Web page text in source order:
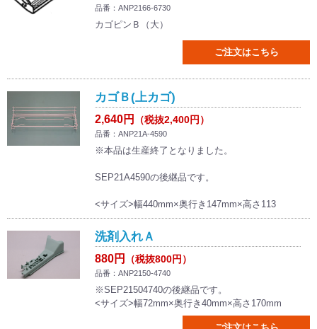
品番：ANP2166-6730
カゴピンＢ（大）
ご注文はこちら
カゴＢ(上カゴ)
2,640円 （税抜2,400円）
品番：ANP21A-4590
※本品は生産終了となりました。
SEP21A4590の後継品です。
<サイズ>幅440mm×奥行き147mm×高さ113
洗剤入れＡ
880円 （税抜800円）
品番：ANP2150-4740
※SEP21504740の後継品です。
<サイズ>幅72mm×奥行き40mm×高さ170mm